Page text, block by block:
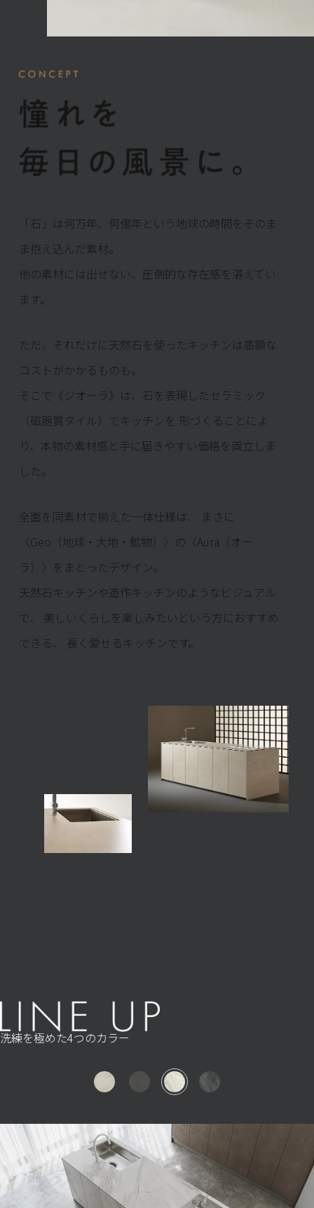
「石」は何万年、何億年という地球の時間をそのま
ま抱え込んだ素材。
他の素材には出せない、圧倒的な存在感を湛えてい
ます。
ただ、それだけに天然石を使ったキッチンは高額な
コストがかかるものも。
そこで《ジオーラ》は、石を表現したセラミック
（磁器質タイル）でキッチンを 形づくることによ
り、本物の素材感と手に届きやすい価格を両立しま
した。
全面を同素材で揃えた一体仕様は、
まさに
〈Geo（地球・大地・鉱物）〉の〈Aura（オー
ラ）〉をまとったデザイン。
天然石キッチンや造作キッチンのようなビジュアル
で、
美しいくらしを楽しみたいという方におすすめ
できる、
長く愛せるキッチンです。
洗練を極めた4つのカラー